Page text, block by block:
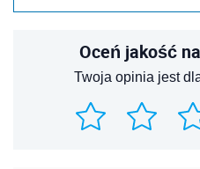
Oceń jakość
Twoja opinia jest